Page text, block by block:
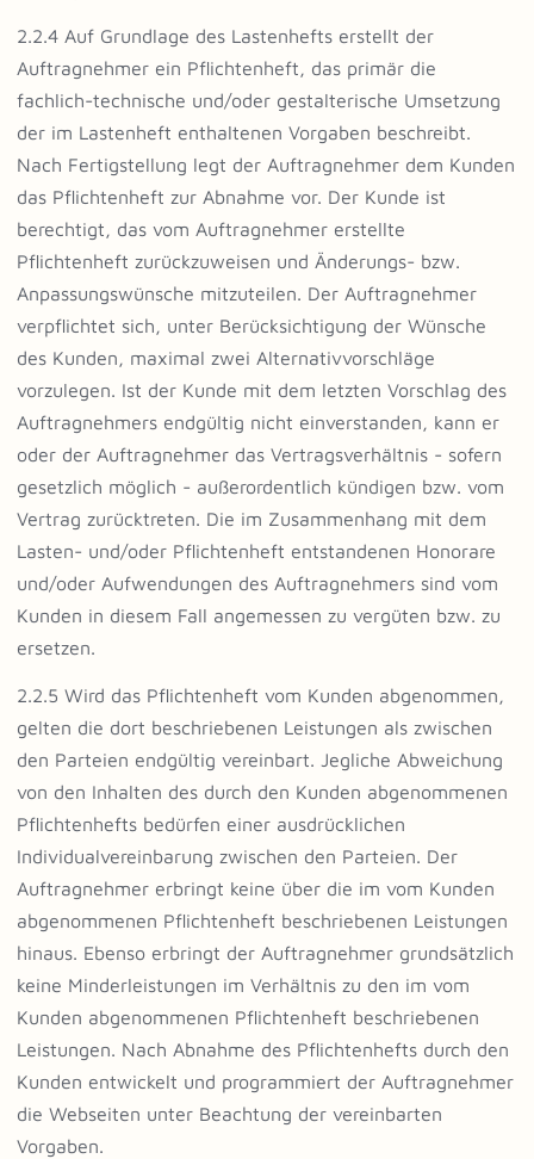
2.2.4 Auf Grundlage des Lastenhefts erstellt der
Auftragnehmer ein Pflichtenheft, das primär die
fachlich-technische und/oder gestalterische Umsetzung
der im Lastenheft enthaltenen Vorgaben beschreibt.
Nach Fertigstellung legt der Auftragnehmer dem Kunden
das Pflichtenheft zur Abnahme vor. Der Kunde ist
berechtigt, das vom Auftragnehmer erstellte
Pflichtenheft zurückzuweisen und Änderungs- bzw.
Anpassungswünsche mitzuteilen. Der Auftragnehmer
verpflichtet sich, unter Berücksichtigung der Wünsche
des Kunden, maximal zwei Alternativvorschläge
vorzulegen. Ist der Kunde mit dem letzten Vorschlag des
Auftragnehmers endgültig nicht einverstanden, kann er
oder der Auftragnehmer das Vertragsverhältnis - sofern
gesetzlich möglich - außerordentlich kündigen bzw. vom
Vertrag zurücktreten. Die im Zusammenhang mit dem
Lasten- und/oder Pflichtenheft entstandenen Honorare
und/oder Aufwendungen des Auftragnehmers sind vom
Kunden in diesem Fall angemessen zu vergüten bzw. zu
ersetzen.
2.2.5 Wird das Pflichtenheft vom Kunden abgenommen,
gelten die dort beschriebenen Leistungen als zwischen
den Parteien endgültig vereinbart. Jegliche Abweichung
von den Inhalten des durch den Kunden abgenommenen
Pflichtenhefts bedürfen einer ausdrücklichen
Individualvereinbarung zwischen den Parteien. Der
Auftragnehmer erbringt keine über die im vom Kunden
abgenommenen Pflichtenheft beschriebenen Leistungen
hinaus. Ebenso erbringt der Auftragnehmer grundsätzlich
keine Minderleistungen im Verhältnis zu den im vom
Kunden abgenommenen Pflichtenheft beschriebenen
Leistungen. Nach Abnahme des Pflichtenhefts durch den
Kunden entwickelt und programmiert der Auftragnehmer
die Webseiten unter Beachtung der vereinbarten
Vorgaben.